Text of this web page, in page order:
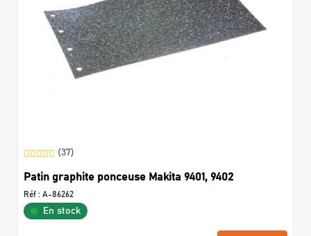
(37)
Patin graphite ponceuse Makita 9401, 9402
Réf : A-86262
En stock